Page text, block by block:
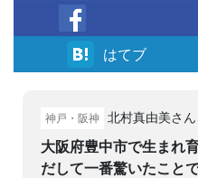
facebook
はてブ
神戸・阪神 北村真由美さん
大阪府豊中市で生まれ
だして一番驚いたこと